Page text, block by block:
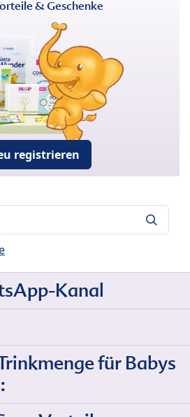
& Geschenke
registrieren
Kanal
für Babys